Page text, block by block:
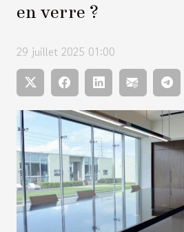
en verre ?
29 juillet 2025 01:00